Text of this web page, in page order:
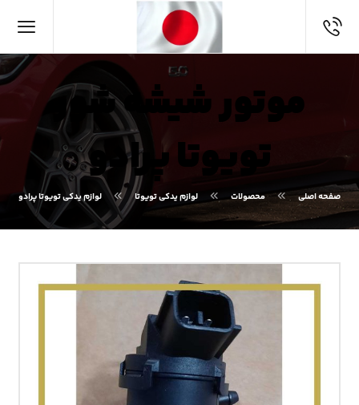
موتور شیشه شور
تویوتا پرادو
صفحه اصلی محصولات لوازم یدکی تویوتا لوازم یدکی تویوتا پرادو